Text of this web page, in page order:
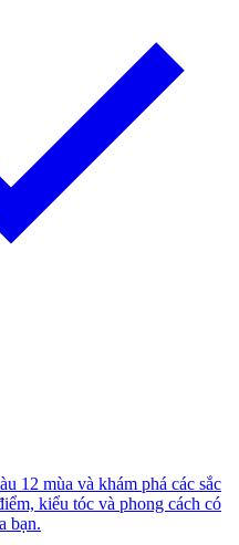
12 mùa và khám phá các sắc
kiểu tóc và phong cách có
bạn.